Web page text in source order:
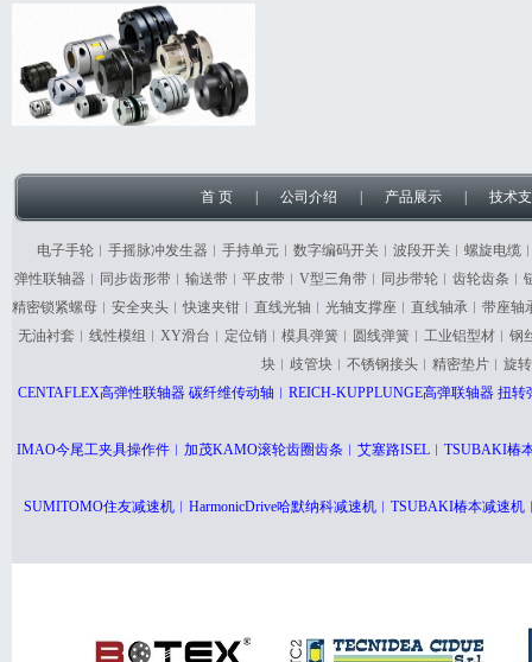
首 页 公司介绍 产品展示 技术
电子手轮︱手摇脉冲发生器︱手持单元︱数字编码开关︱波段开关︱螺旋电
弹性联轴器︱同步齿形带︱输送带︱平皮带︱V型三角带︱同步带轮︱齿轮齿条
精密锁紧螺母︱安全夹头︱快速夹钳︱直线光轴︱光轴支撑座︱直线轴承︱带座
无油衬套︱线性模组︱XY滑台︱定位销︱模具弹簧︱圆线弹簧︱工业铝型材︱
块︱歧管块︱不锈钢接头︱精密垫片︱旋
CENTAFLEX高弹性联轴器 碳纤维传动轴︱REICH-KUPPLUNGE高弹联轴器 扭
IMAO今尾工夹具操作件︱加茂KAMO滚轮齿圈齿条︱艾塞路ISEL︱TSUBAKI椿
SUMITOMO住友减速机︱HarmonicDrive哈默纳科减速机︱TSUBAKI椿本减速